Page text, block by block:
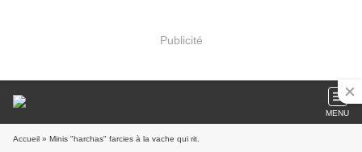
Publicité
MENU
Accueil » Minis "harchas" farcies à la vache qui rit.